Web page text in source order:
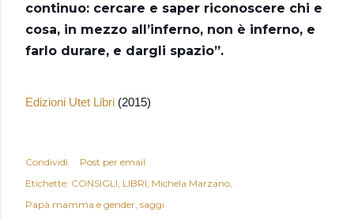
continuo: cercare e saper riconoscere chi e
cosa, in mezzo all’inferno, non è inferno, e
farlo durare, e dargli spazio”.
Edizioni Utet Libri (2015)
Condividi
Post per email
Etichette: CONSIGLI LIBRI Michela Marzano
Papà mamma e gender saggi